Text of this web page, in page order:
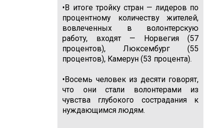
•В итоге тройку стран — ли­деров по
процентному количе­ству жителей,
вовлеченных в волонтерскую
работу, входят — Норвегия (57
процентов), Люксембург (55
процентов), Камерун (53 процента).
•Восемь человек из десяти говорят,
что они стали волон­терами из
чувства глубокого сострадания к
нуждающимся людям.